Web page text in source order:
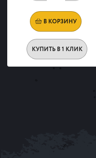
В КОРЗИНУ
КУПИТЬ В 1 КЛИК